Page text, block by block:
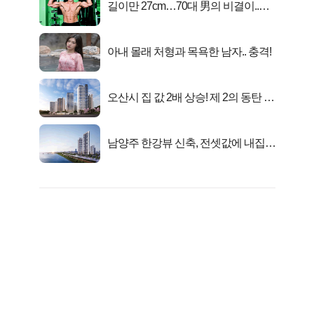
길이만 27cm…70대 男의 비결이..충
아내 몰래 처형과 목욕한 남자.. 충격!
오산시 집 값 2배 상승! 제 2의 동탄 신
남양주 한강뷰 신축, 전셋값에 내집마